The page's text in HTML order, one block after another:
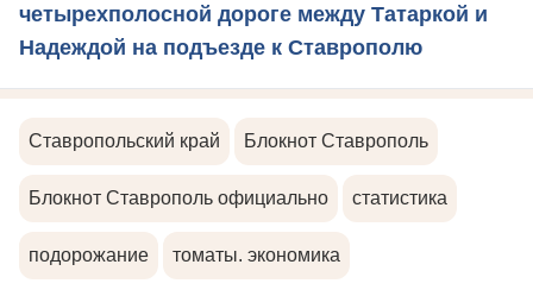
четырехполосной дороге между Татаркой и
Надеждой на подъезде к Ставрополю
Ставропольский край Блокнот Ставрополь
Блокнот Ставрополь официально статистика
подорожание томаты. экономика